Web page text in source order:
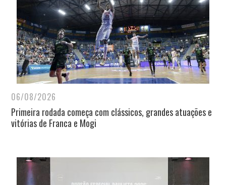
06/08/2026
Primeira rodada começa com clássicos, grandes atuações e
vitórias de Franca e Mogi